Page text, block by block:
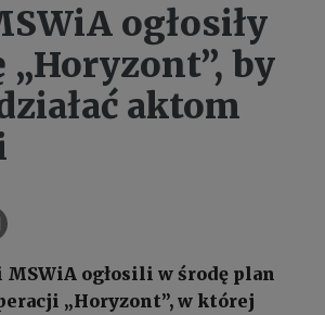
ogłosiły
„Horyzont”, by
aktom
MSWiA ogłosili w środę plan
„Horyzont”, w której